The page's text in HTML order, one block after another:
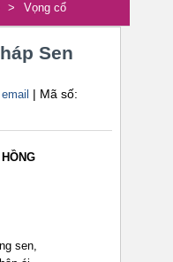
> Vọng cổ
Sen
| Mã số:
sen,